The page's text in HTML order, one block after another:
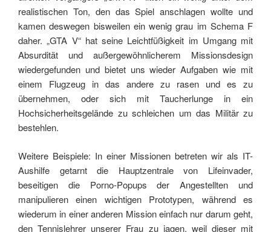
realistischen Ton, den das Spiel anschlagen wollte und
kamen deswegen bisweilen ein wenig grau im Schema F
daher. „GTA V“ hat seine Leichtfüßigkeit im Umgang mit
Absurdität und außergewöhnlicherem Missionsdesign
wiedergefunden und bietet uns wieder Aufgaben wie mit
einem Flugzeug in das andere zu rasen und es zu
übernehmen, oder sich mit Taucherlunge in ein
Hochsicherheitsgelände zu schleichen um das Militär zu
bestehlen.
Weitere Beispiele: In einer Missionen betreten wir als IT-
Aushilfe getarnt die Hauptzentrale von Lifeinvader,
beseitigen die Porno-Popups der Angestellten und
manipulieren einen wichtigen Prototypen, während es
wiederum in einer anderen Mission einfach nur darum geht,
den Tennislehrer unserer Frau zu jagen, weil dieser mit